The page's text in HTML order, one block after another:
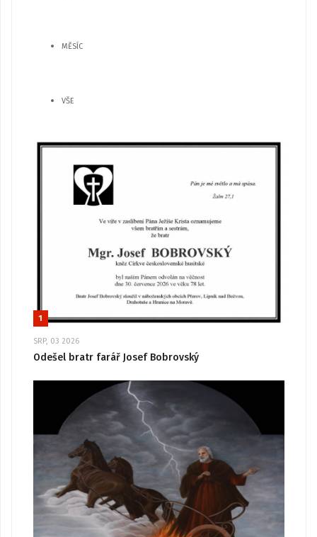
MĚSÍC
VŠE
1
SRP, 03 2026
Odešel bratr farář Josef Bobrovský